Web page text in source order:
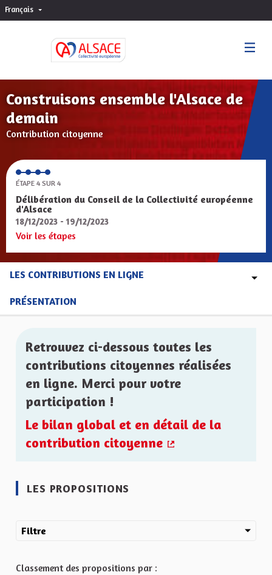
Français Choisir la langue
Construisons ensemble l'Alsace de
demain
Contribution citoyenne
ÉTAPE 4 SUR 4
Délibération du Conseil de la Collectivité européenne
d'Alsace
18/12/2023 - 19/12/2023
Voir les étapes
LES CONTRIBUTIONS EN LIGNE
PRÉSENTATION
Retrouvez ci-dessous toutes les
contributions citoyennes réalisées
en ligne. Merci pour votre
participation !
Le bilan global et en détail de la
contribution citoyenne
LES PROPOSITIONS
Filtre
Classement des propositions par :